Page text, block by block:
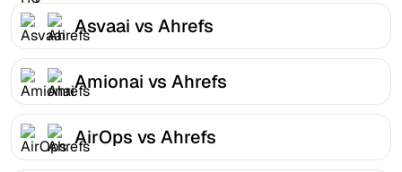
Asvaai vs Ahrefs
Amionai vs Ahrefs
AirOps vs Ahrefs